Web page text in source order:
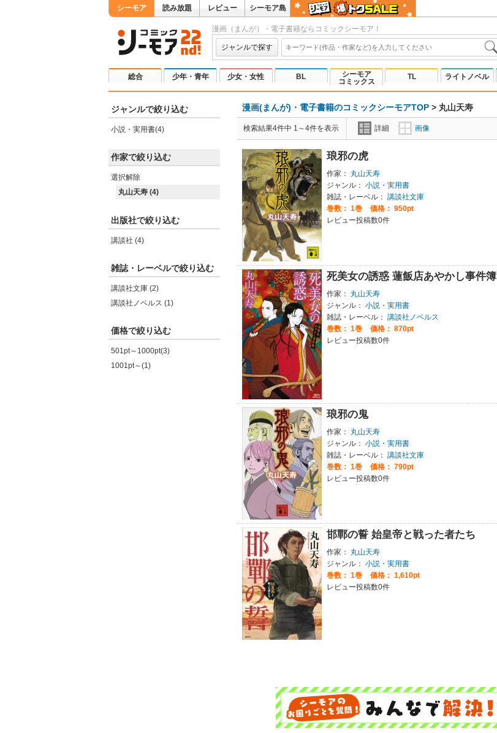
シーモア 読み放題 レビュー シーモア島
漫画（まんが）・電子書籍ならコミックシーモア！
ジャンルで探す
総合 少年・青年 少女・女性 BL
シーモア
コミックス
TL ライトノベル
ジャンルで絞り込む
小説・実用書(4)
作家で絞り込む
選択解除
丸山天寿 (4)
出版社で絞り込む
講談社 (4)
雑誌・レーベルで絞り込む
講談社文庫 (2)
講談社ノベルス (1)
価格で絞り込む
501pt～1000pt(3)
1001pt～(1)
漫画(まんが)・電子書籍のコミックシーモアTOP > 丸山天寿
検索結果4件中 1～4件を表示 詳細 画像
琅邪の虎
作家：
丸山天寿
ジャンル： 小説・実用書
雑誌・レーベル： 講談社文庫
巻数： 1巻
価格： 950pt
レビュー投稿数0件
死美女の誘惑 蓮飯店あやかし事件簿
作家：
丸山天寿
ジャンル： 小説・実用書
雑誌・レーベル： 講談社ノベルス
巻数： 1巻
価格： 870pt
レビュー投稿数0件
琅邪の鬼
作家：
丸山天寿
ジャンル： 小説・実用書
雑誌・レーベル： 講談社文庫
巻数： 1巻
価格： 790pt
レビュー投稿数0件
邯鄲の誓 始皇帝と戦った者たち
作家：
丸山天寿
ジャンル： 小説・実用書
巻数： 1巻
価格： 1,610pt
レビュー投稿数0件